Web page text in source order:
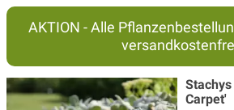
Braunelle(4)
Delosperma -
Duftnessel(4)
Echinacea - Sonnenhut
AKTION - Alle
Carpet'